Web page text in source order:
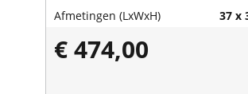
Afmetingen (LxWxH) 37 x
€ 474,00